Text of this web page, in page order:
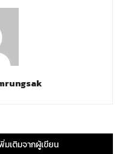
มเติมจากผู้เขียน